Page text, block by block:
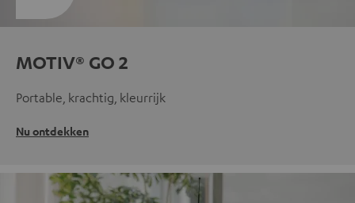
MOTIV® GO 2
Portable, krachtig, kleurrijk
Nu ontdekken